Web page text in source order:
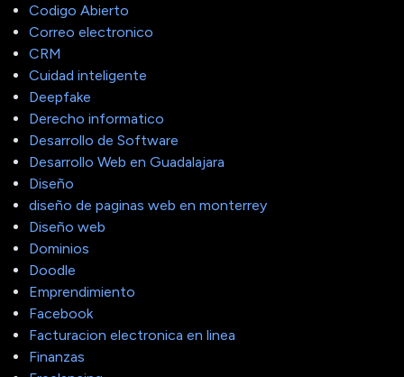
Codigo Abierto
Correo electronico
CRM
Cuidad inteligente
Deepfake
Derecho informatico
Desarrollo de Software
Desarrollo Web en Guadalajara
Diseño
diseño de paginas web en monterrey
Diseño web
Dominios
Doodle
Emprendimiento
Facebook
Facturacion electronica en linea
Finanzas